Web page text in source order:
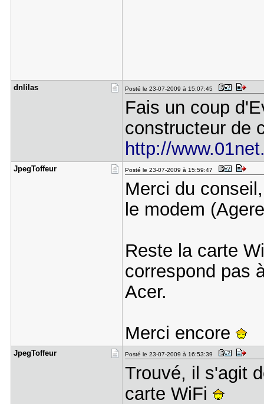
dnlilas Posté le 23-07-2009 à 15:07:45
Fais un coup
constructeur de
http://
JpegToffeu​r Posté le 23-07-2009 à 15:59:47
Merci du
le modem
Reste la carte
correspond pas
Acer.
Merci encore
JpegToffeu​r Posté le 23-07-2009 à 16:53:39
Trouvé, il s'agit
carte WiFi